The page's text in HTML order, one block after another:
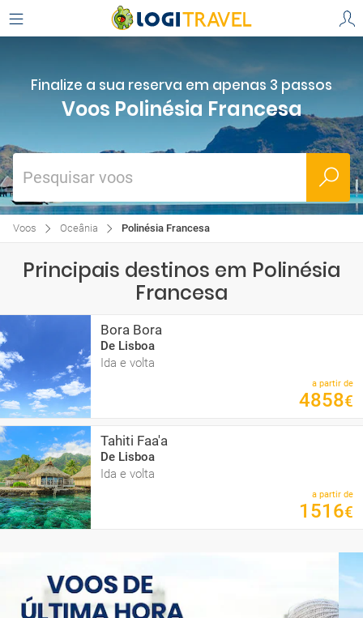
Finalize a sua reserva em apenas 3 passos
Voos Polinésia Francesa
Pesquisar voos
Voos Oceânia Polinésia Francesa
Principais destinos em Polinésia
Francesa
Bora Bora
De Lisboa
Ida e volta
a partir de
4858€
Tahiti Faa'a
De Lisboa
Ida e volta
a partir de
1516€